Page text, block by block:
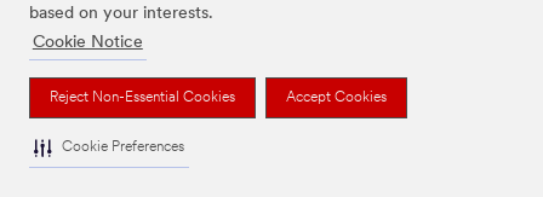
based on your interests.
Cookie Notice
Reject Non-Essential Cookies Accept Cookies
Cookie Preferences